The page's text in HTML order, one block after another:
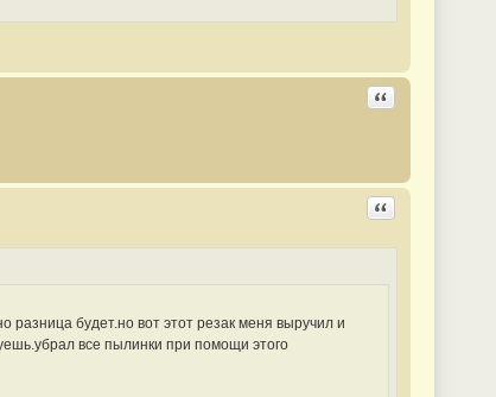
Ответить с
Ответить с
разница будет.но вот этот резак меня выручил и
все пылинки при помощи этого